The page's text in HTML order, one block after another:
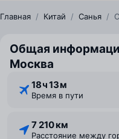
Главная / Китай / Санья /
Общая
Москва
18 ⁠ч 13 ⁠м
Время в пути
7 210 км
Расстояние между